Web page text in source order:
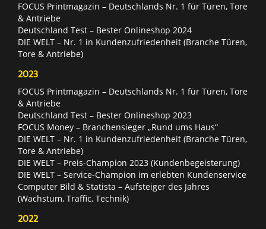
FOCUS Printmagazin – Deutschlands Nr. 1 für Türen, Tore
& Antriebe
Deutschland Test – Bester Onlineshop 2024
DIE WELT – Nr. 1 in Kundenzufriedenheit (Branche Türen,
Tore & Antriebe)
2023
FOCUS Printmagazin – Deutschlands Nr. 1 für Türen, Tore
& Antriebe
Deutschland Test – Bester Onlineshop 2023
FOCUS Money – Branchensieger „Rund ums Haus“
DIE WELT – Nr. 1 in Kundenzufriedenheit (Branche Türen,
Tore & Antriebe)
DIE WELT – Preis-Champion 2023 (Kundenbegeisterung)
DIE WELT – Service-Champion im erlebten Kundenservice
Computer Bild & Statista – Aufsteiger des Jahres
(Wachstum, Traffic, Technik)
2022